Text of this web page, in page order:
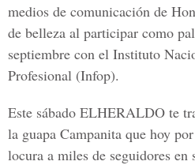
medios de comunicación de
de belleza al participar como
septiembre con el Instituto
Profesional (Infop).
Este sábado ELHERALDO te
la guapa Campanita que hoy
locura a miles de seguidores en